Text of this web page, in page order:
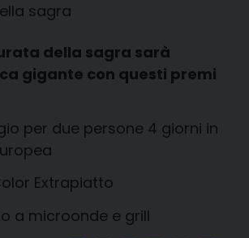
sagra
della sagra sarà
gigante con questi premi
per due persone 4 giorni in
Extrapiatto
a microonde e grill